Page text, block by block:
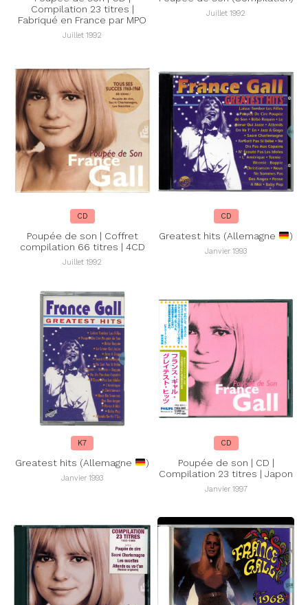
Compilation 23 titres |
Fabriqué en France par MPO
Juillet 1992
Juillet 1992
CD
Poupée de son | Coffret
compilation 66 titres | 4CD
Juillet 1992
CD
Greatest hits (Allemagne )
Janvier 1993
K7
Greatest hits (Allemagne )
Janvier 1993
CD
Poupée de son | CD |
Compilation 23 titres | Japon
Janvier 1997